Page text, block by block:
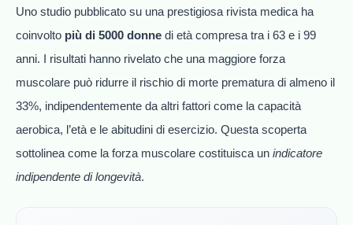
Uno studio pubblicato su una prestigiosa rivista medica ha
coinvolto più di 5000 donne di età compresa tra i 63 e i 99
anni. I risultati hanno rivelato che una maggiore forza
muscolare può ridurre il rischio di morte prematura di almeno il
33%, indipendentemente da altri fattori come la capacità
aerobica, l’età e le abitudini di esercizio. Questa scoperta
sottolinea come la forza muscolare costituisca un indicatore
indipendente di longevità.